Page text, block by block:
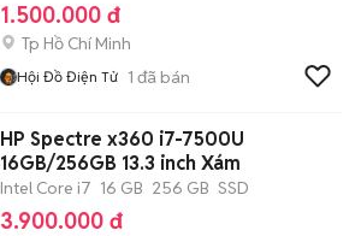
1.500.000 đ
Tp Hồ Chí Minh
Hội Đồ Điện Tử 1 đã bán
HP Spectre x360 i7-7500U
16GB/256GB 13.3 inch Xám
Intel Core i7 16 GB 256 GB SSD
3.900.000 đ